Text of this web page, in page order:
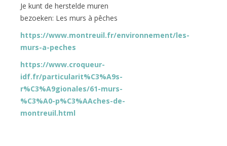
Je kunt de herstelde muren
bezoeken: Les murs à pêches
https://www.montreuil.fr/environnement/les-
murs-a-peches
https://www.croqueur-
idf.fr/particularit%C3%A9s-
r%C3%A9gionales/61-murs-
%C3%A0-p%C3%AAches-de-
montreuil.html